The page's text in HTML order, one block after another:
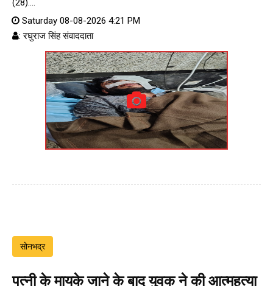
(28)....
Saturday 08-08-2026 4:21 PM
: रघुराज सिंह संवाददाता
सोनभद्र
पत्नी के मायके जाने के बाद युवक ने की आत्महत्या